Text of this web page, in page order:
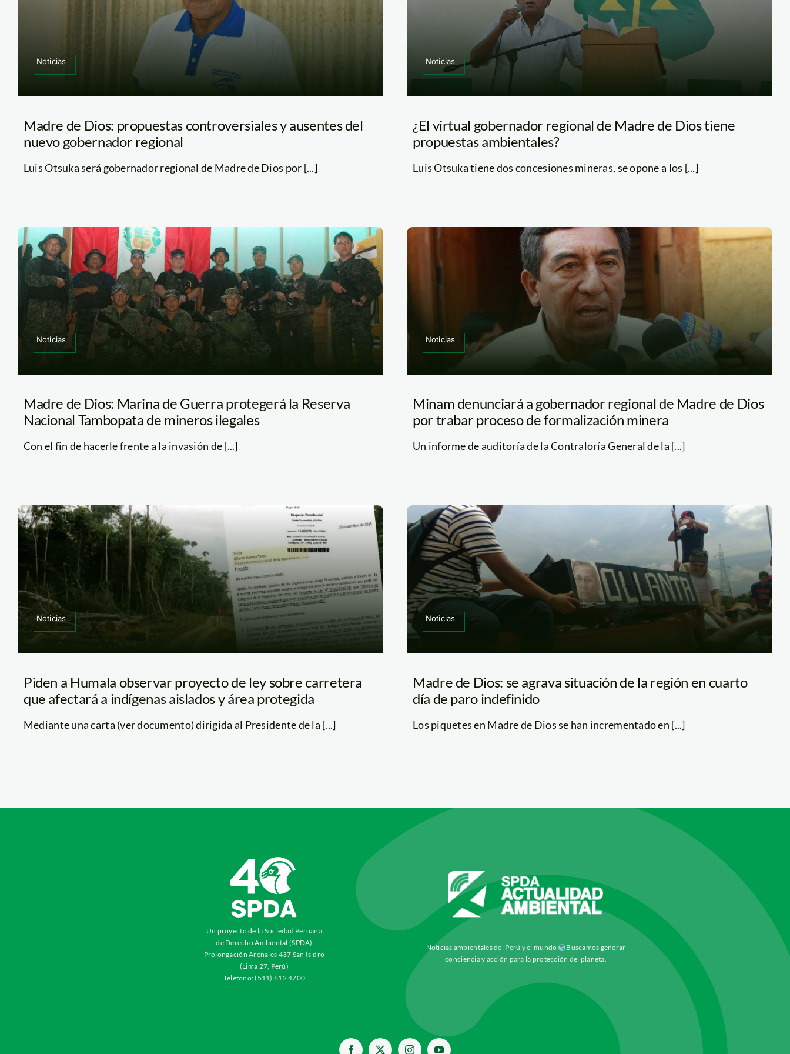
Noticias
Madre de Dios: propuestas controversiales y ausentes del
nuevo gobernador regional
Luis Otsuka será gobernador regional de Madre de Dios por [...]
Noticias
¿El virtual gobernador regional de Madre de Dios tiene
propuestas ambientales?
Luis Otsuka tiene dos concesiones mineras, se opone a los [...]
Noticias
Madre de Dios: Marina de Guerra protegerá la Reserva
Nacional Tambopata de mineros ilegales
Con el fin de hacerle frente a la invasión de [...]
Noticias
Minam denunciará a gobernador regional de Madre de Dios
por trabar proceso de formalización minera
Un informe de auditoría de la Contraloría General de la [...]
Noticias
Piden a Humala observar proyecto de ley sobre carretera
que afectará a indígenas aislados y área protegida
Mediante una carta (ver documento) dirigida al Presidente de la [...]
Noticias
Madre de Dios: se agrava situación de la región en cuarto
día de paro indefinido
Los piquetes en Madre de Dios se han incrementado en [...]
Un proyecto de la Sociedad Peruana
de Derecho Ambiental (SPDA)
Prolongación Arenales 437 San Isidro
(Lima 27, Perú)
Teléfono: (511) 612 4700
Noticias ambientales del Perú y el mundo
Buscamos generar
conciencia y acción para la protección del planeta.